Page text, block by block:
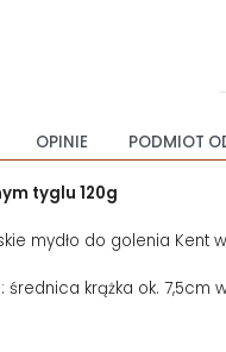
OPINIE PODMIOT
tyglu 120g
mydło do golenia Kent
krążka ok.